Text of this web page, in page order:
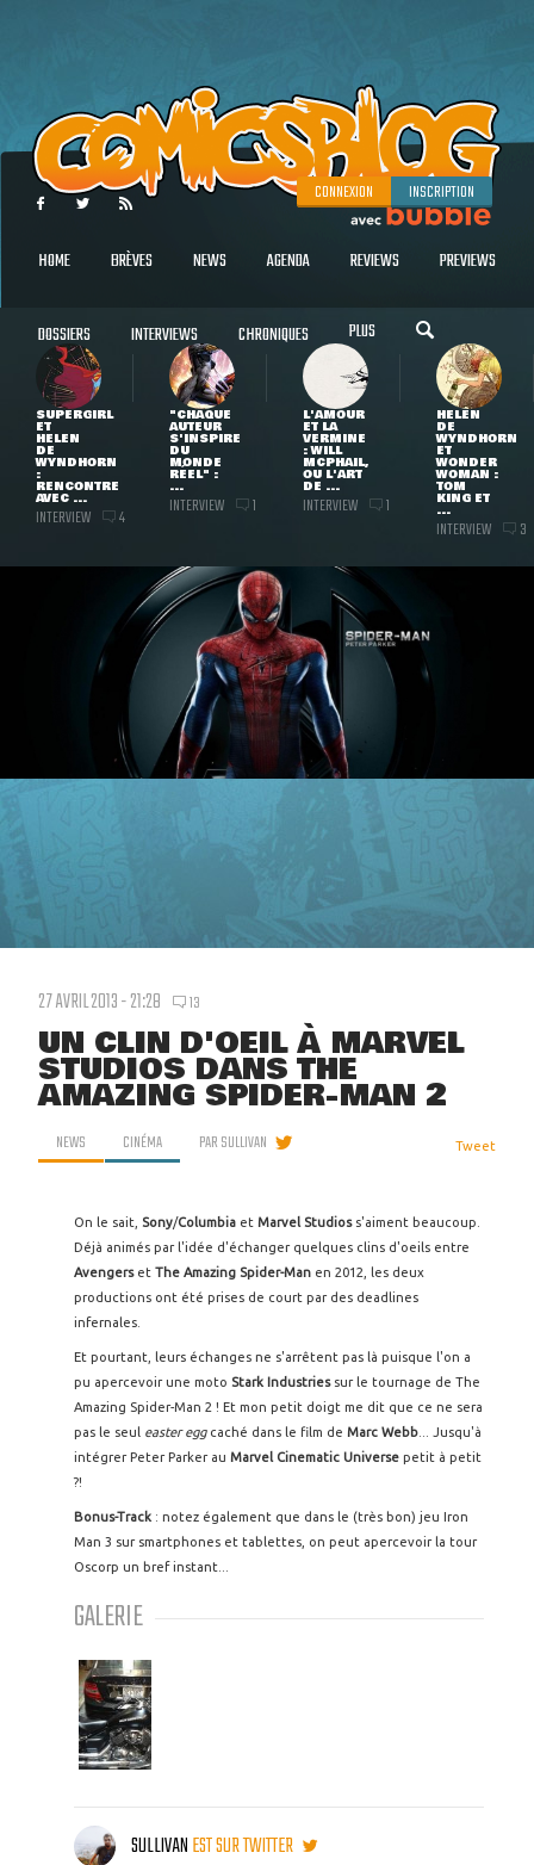
CONNEXION INSCRIPTION
HOME BRÈVES NEWS AGENDA REVIEWS PREVIEWS
DOSSIERS INTERVIEWS CHRONIQUES PLUS
SUPERGIRL
ET
HELEN
DE
WYNDHORN
:
RENCONTRE
AVEC ...
INTERVIEW 4
"CHAQUE
AUTEUR
S'INSPIRE
DU
MONDE
RÉEL" :
...
INTERVIEW 1
L'AMOUR
ET LA
VERMINE
: WILL
MCPHAIL,
OU L'ART
DE ...
INTERVIEW 1
HELEN
DE
WYNDHORN
ET
WONDER
WOMAN :
TOM
KING ET
...
INTERVIEW 3
27 AVRIL 2013 - 21:28 13
UN CLIN D'OEIL À MARVEL
STUDIOS DANS THE
AMAZING SPIDER-MAN 2
NEWS CINÉMA PARSULLIVAN Tweet
On le sait, Sony/Columbia et Marvel Studioss'aiment beaucoup.
Déjà animés par l'idée d'échanger quelques clins d'oeils entre
Avengerset The Amazing Spider-Man en 2012, les deux
productions ont été prises de court par des deadlines
infernales.
Et pourtant, leurs échanges ne s'arrêtent pas là puisque l'on a
pu apercevoir une moto Stark Industriessur le tournage de The
Amazing Spider-Man 2 ! Et mon petit doigt me dit que ce ne sera
pas le seul easter eggcaché dans le film de Marc Webb ... Jusqu'à
intégrer Peter Parker au Marvel Cinematic Universe petit à petit
?!
Bonus-Track : notez également que dans le (très bon) jeu Iron
Man 3 sur smartphones et tablettes, on peut apercevoir la tour
Oscorp un bref instant...
GALERIE
SULLIVANEST SUR TWITTER